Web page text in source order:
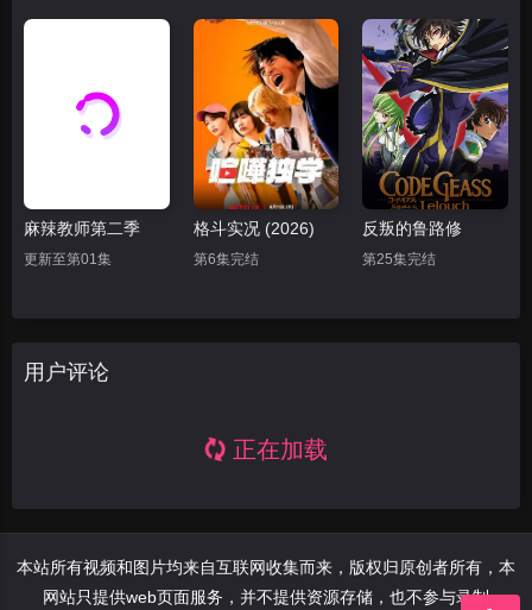
麻辣教师第二季
更新至第01集
格斗实况 (2026)
第6集完结
反叛的鲁路修
第25集完结
用户评论
正在加载
本站所有视频和图片均来自互联网收集而来，版权归原创者所有，本
网站只提供web页面服务，并不提供资源存储，也不参与录制